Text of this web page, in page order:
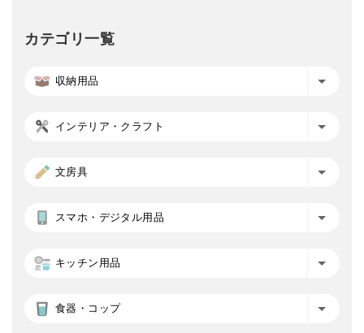
カテゴリ一覧
収納用品
インテリア・クラフト
文房具
スマホ・デジタル用品
キッチン用品
食器・コップ